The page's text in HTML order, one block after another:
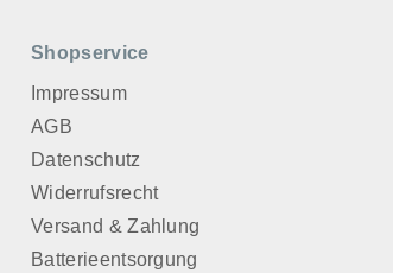
Shopservice
Impressum
AGB
Datenschutz
Widerrufsrecht
Versand & Zahlung
Batterieentsorgung